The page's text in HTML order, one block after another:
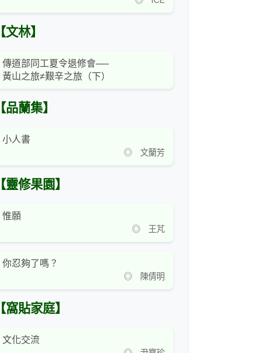
【文林】
傳道部同工夏令退修會──
黃山之旅≠艱辛之旅（下）
【品蘭集】
小人書
◎ 文蘭芳
【靈修果園】
惟願
◎ 王芃
你忍夠了嗎？
◎ 陳倩明
【窩貼家庭】
文化交流